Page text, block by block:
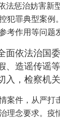
法惩治妨害
犯罪典型案例
考作用等问题
面依法治国
、造谣传谣
入，检察机
案件，从严
理念要求。